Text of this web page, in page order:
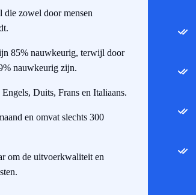
die zowel door mensen
85% nauwkeurig, terwijl door
nauwkeurig zijn.
Duits, Frans en Italiaans.
en omvat slechts 300
om de uitvoerkwaliteit en